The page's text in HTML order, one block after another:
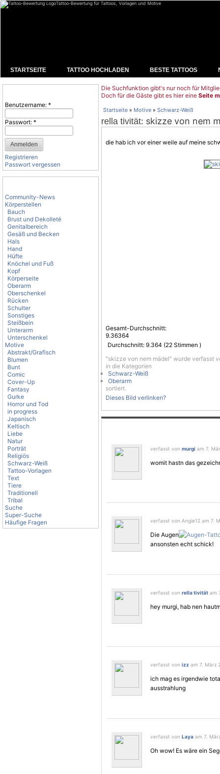
Tattoo-Bewertung für Tattoos, Vorlagen und Motive
STARTSEITE TATTOO HOCHLADEN BESTE TATTOOS
Benutzername: *
Passwort: *
Registrieren
Passwort vergessen
Community-News
Körperstellen
Bauch
Brust und Dekolleté
Genitalbereich
Gesäß und Becken
Hals
Hand
Hüfte
Knöchel und Fuß
Kopf
Körperseite
Oberarm
Oberschenkel
Rücken
Schulter
Sonstiges
Steißbein
Unterarm
Unterschenkel
Motive
Abstrakt/Grafisch
Blumen
Bunt
Comic
Cover-Up
Fantasy
Gurke
Horror und Tod
in progress
Japanisch
Keltisch
Liebe
Natur
Porträt
Religiös
Schwarz-Weiß
Tattoo-Vorlagen
Text
Tiere
Traditionell
Tribal
Suche
Super-Suche
Häufige Fragen
Die Suchfunktion gibt's nur noch für
Doch für die Gäste gibt es hier eine Seite
Startseite » Motive » Schwarz-Weiß
rella tivität: skizze von nem
die hab ich vor einer weile auf meine
Gesamt-Durchschnitt:
9.36364
Durchschnitt: 9.364 (22 Stimmen )
"skizze von nem mädel" wurde verfasst
in die Kategorien
Schwarz-Weiß
Oberarm
sortiert.
Dieses Bild verlinken?
verfasst von murgi am 7.
womit hastn das
verfasst von Angie12 am 7.
Die Augen
ansonsten echt schick!
verfasst von rella tivität am
hey murgi, hab nen
verfasst von izz am 7. März
ich mag es irgendwie
ausstrahlung
verfasst von Laya am 7.
Oh wow! Es wäre ein